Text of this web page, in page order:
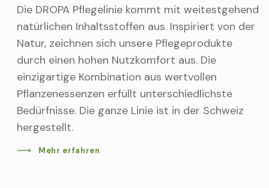
Die DROPA Pflegelinie kommt mit weitestgehend
natürlichen Inhaltsstoffen aus. Inspiriert von der
Natur, zeichnen sich unsere Pflegeprodukte
durch einen hohen Nutzkomfort aus. Die
einzigartige Kombination aus wertvollen
Pflanzenessenzen erfüllt unterschiedlichste
Bedürfnisse. Die ganze Linie ist in der Schweiz
hergestellt.
Mehr erfahren